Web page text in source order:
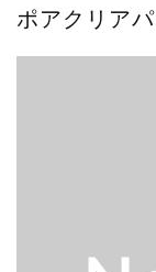
ポアクリア